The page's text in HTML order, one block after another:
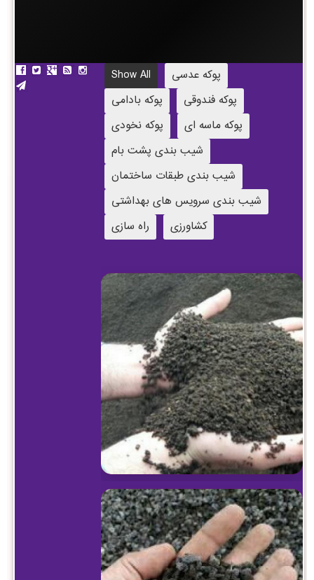
Show All
پوکه عدسی
پوکه بادامی
پوکه فندوقی
پوکه نخودی
پوکه ماسه ای
شیب بندی پشت بام
شیب بندی طبقات ساختمان
شیب بندی سرویس های بهداشتی
راه سازی
کشاورزی